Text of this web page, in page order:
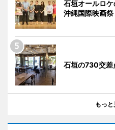
石垣オールロ
沖縄国際映画
石垣の730交差
もっと